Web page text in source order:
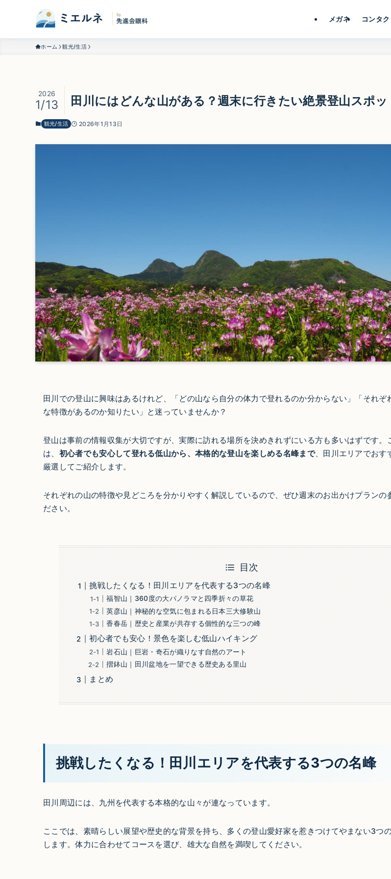
メガネ コンタ
ホーム 観光/生活
田川にはどんな山がある？週末に行きたい絶景登山スポッ
2026
1/13
観光/生活 2026年1月13日
田川での登山に興味はあるけれど、「どの山なら自分の体力で登れるのか分からない」「それぞ
な特徴があるのか知りたい」と迷っていませんか？
登山は事前の情報収集が大切ですが、実際に訪れる場所を決めきれずにいる方も多いはずです。
は、 初心者でも安心して登れる低山から、本格的な登山を楽しめる名峰まで、田川エリアでおす
厳選してご紹介します。
それぞれの山の特徴や見どころを分かりやすく解説しているので、ぜひ週末のお出かけプランの
ださい。
目次
挑戦したくなる！田川エリアを代表する3つの名峰
福智山｜360度の大パノラマと四季折々の草花
英彦山｜神秘的な空気に包まれる日本三大修験山
香春岳｜歴史と産業が共存する個性的な三つの峰
初心者でも安心！景色を楽しむ低山ハイキング
岩石山｜巨岩・奇石が織りなす自然のアート
摺鉢山｜田川盆地を一望できる歴史ある里山
まとめ
挑戦したくなる！田川エリアを代表する3つの名峰
田川周辺には、九州を代表する本格的な山々が連なっています。
ここでは、素晴らしい展望や歴史的な背景を持ち、多くの登山愛好家を惹きつけてやまない3つ
します。体力に合わせてコースを選び、雄大な自然を満喫してください。